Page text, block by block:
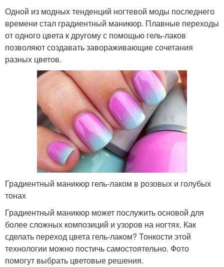
Одной из модных тенденций ногтевой моды последнего
времени стал градиентный маникюр. Плавные переходы
от одного цвета к другому с помощью гель-лаков
позволяют создавать завораживающие сочетания
разных цветов.
Градиентный маникюр гель-лаком в розовых и голубых
тонах
Градиентный маникюр может послужить основой для
более сложных композиций и узоров на ногтях. Как
сделать переход цвета гель-лаком? Тонкости этой
технологии можно постичь самостоятельно. Фото
помогут выбрать цветовые решения.